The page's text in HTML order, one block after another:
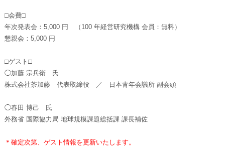
□会費□
年次発表会：5,000 円 （100 年経営研究機構 会員：無料）
懇親会：5,000 円
□ゲスト□
◯加藤 宗兵衛 氏
株式会社茶加藤 代表取締役 ／ 日本青年会議所 副会頭
◯春田 博己 氏
外務省 国際協力局 地球規模課題総括課 課長補佐
＊確定次第、ゲスト情報を更新いたします。